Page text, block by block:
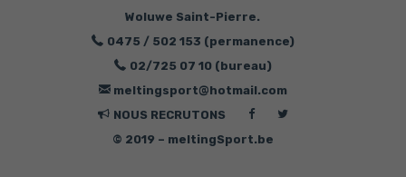
Woluwe Saint-Pierre.
0475 / 502 153 (permanence)
02/725 07 10 (bureau)
meltingsport@hotmail.com
NOUS RECRUTONS
Suivez-
nous
Suivez-
© 2019 – meltingSport.be